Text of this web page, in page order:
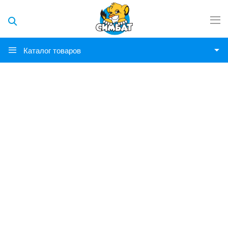
Каталог товаров